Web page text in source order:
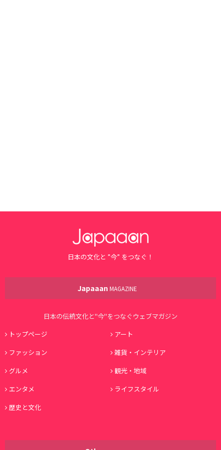
日本の文化と ”今” をつなぐ！
Japaaan MAGAZINE
日本の伝統文化と"今"をつなぐウェブマガジン
トップページ
アート
ファッション
雑貨・インテリア
グルメ
観光・地域
エンタメ
ライフスタイル
歴史と文化